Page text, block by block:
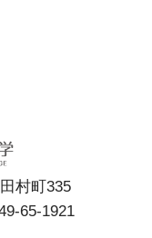
村町335
65-1921